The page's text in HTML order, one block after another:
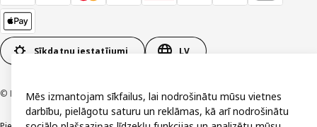
Sīkdatņu iestatījumi LV
© Inter IKEA Systems B.V. 1999-2026
Mēs izmantojam sīkfailus, lai nodrošinātu mūsu vietnes
darbību, pielāgotu saturu un reklāmas, kā arī nodrošinātu